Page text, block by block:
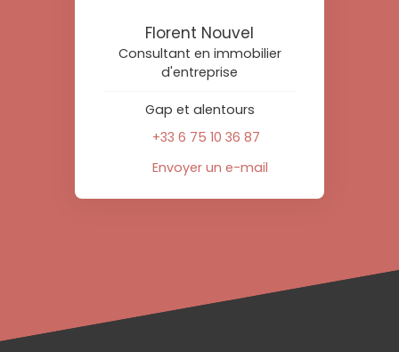
Florent Nouvel
Consultant en immobilier
d'entreprise
Gap et alentours
+33 6 75 10 36 87
Envoyer un e-mail